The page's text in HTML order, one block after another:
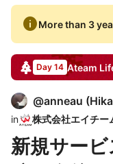
infoMore than 3
Day 14 Ateam
@anneau (
in
新規サー